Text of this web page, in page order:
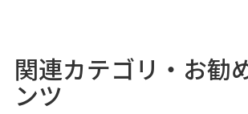
関連カテゴリ・お勧
ンツ